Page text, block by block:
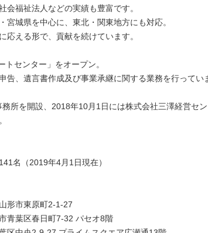
会福祉法人などの実績も豊富です。
宮城県を中心に、東北・関東地方にも対応。
応える形で、貢献を続けています。
センター」をオープン。
告、遺言書作成及び事業承継に関する業務を行ってい
所を開設、2018年10月1日には株式会社三澤経営セ
名（2019年4月1日現在）
形市東原町2-1-27
青葉区春日町7-32 パセオ8階